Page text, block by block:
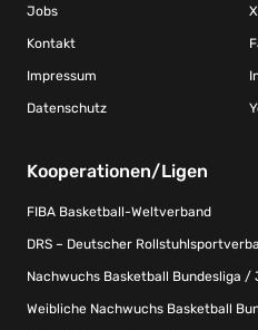
Jobs
Kontakt
Impressum
Datenschutz
Kooperationen/Ligen
FIBA Basketball-Weltverband
DRS – Deutscher
Nachwuchs Basketball Bundesliga /
Weibliche Nachwuchs Basketball